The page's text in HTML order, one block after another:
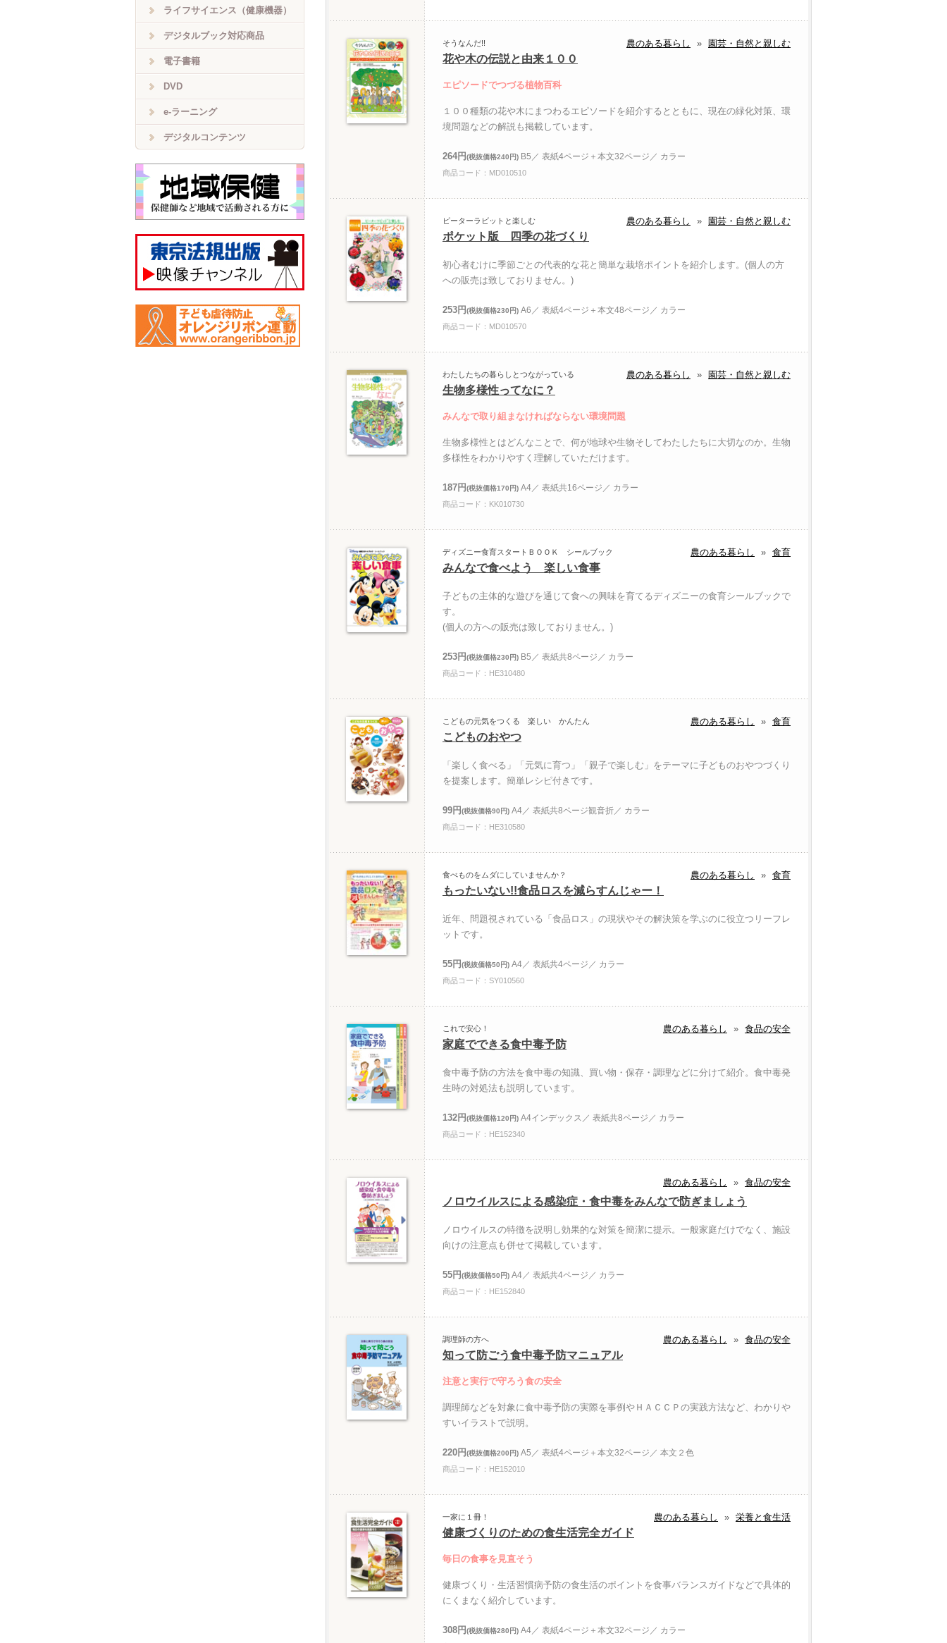
農のある暮らし » 園芸・自然と親しむ
そうなんだ!!
花や木の伝説と由来１００
エピソードでつづる植物百科
１００種類の花や木にまつわるエピソードを紹介するとともに、現在の緑化対策、環
境問題などの解説も掲載しています。
264円(税抜価格240円) B5／ 表紙4ページ＋本文32ページ／ カラー
商品コード：MD010510
農のある暮らし » 園芸・自然と親しむ
ピーターラビットと楽しむ
ポケット版 四季の花づくり
初心者むけに季節ごとの代表的な花と簡単な栽培ポイントを紹介します。(個人の方
への販売は致しておりません。)
253円(税抜価格230円) A6／ 表紙4ページ＋本文48ページ／ カラー
商品コード：MD010570
農のある暮らし » 園芸・自然と親しむ
わたしたちの暮らしとつながっている
生物多様性ってなに？
みんなで取り組まなければならない環境問題
生物多様性とはどんなことで、何が地球や生物そしてわたしたちに大切なのか。生物
多様性をわかりやすく理解していただけます。
187円(税抜価格170円) A4／ 表紙共16ページ／ カラー
商品コード：KK010730
農のある暮らし » 食育
ディズニー食育スタートＢＯＯＫ シールブック
みんなで食べよう 楽しい食事
子どもの主体的な遊びを通じて食への興味を育てるディズニーの食育シールブックで
す。
(個人の方への販売は致しておりません。)
253円(税抜価格230円) B5／ 表紙共8ページ／ カラー
商品コード：HE310480
農のある暮らし » 食育
こどもの元気をつくる 楽しい かんたん
こどものおやつ
「楽しく食べる」「元気に育つ」「親子で楽しむ」をテーマに子どものおやつづくり
を提案します。簡単レシピ付きです。
99円(税抜価格90円) A4／ 表紙共8ページ観音折／ カラー
商品コード：HE310580
農のある暮らし » 食育
食べものをムダにしていませんか？
もったいない!!食品ロスを減らすんじゃー！
近年、問題視されている「食品ロス」の現状やその解決策を学ぶのに役立つリーフレ
ットです。
55円(税抜価格50円) A4／ 表紙共4ページ／ カラー
商品コード：SY010560
農のある暮らし » 食品の安全
これで安心！
家庭でできる食中毒予防
食中毒予防の方法を食中毒の知識、買い物・保存・調理などに分けて紹介。食中毒発
生時の対処法も説明しています。
132円(税抜価格120円) A4インデックス／ 表紙共8ページ／ カラー
商品コード：HE152340
農のある暮らし » 食品の安全
ノロウイルスによる感染症・食中毒をみんなで防ぎましょう
ノロウイルスの特徴を説明し効果的な対策を簡潔に提示。一般家庭だけでなく、施設
向けの注意点も併せて掲載しています。
55円(税抜価格50円) A4／ 表紙共4ページ／ カラー
商品コード：HE152840
農のある暮らし » 食品の安全
調理師の方へ
知って防ごう食中毒予防マニュアル
注意と実行で守ろう食の安全
調理師などを対象に食中毒予防の実際を事例やＨＡＣＣＰの実践方法など、わかりや
すいイラストで説明。
220円(税抜価格200円) A5／ 表紙4ページ＋本文32ページ／ 本文２色
商品コード：HE152010
農のある暮らし » 栄養と食生活
一家に１冊！
健康づくりのための食生活完全ガイド
毎日の食事を見直そう
健康づくり・生活習慣病予防の食生活のポイントを食事バランスガイドなどで具体的
にくまなく紹介しています。
308円(税抜価格280円) A4／ 表紙4ページ＋本文32ページ／ カラー
ライフサイエンス（健康機器）
デジタルブック対応商品
電子書籍
DVD
e-ラーニング
デジタルコンテンツ